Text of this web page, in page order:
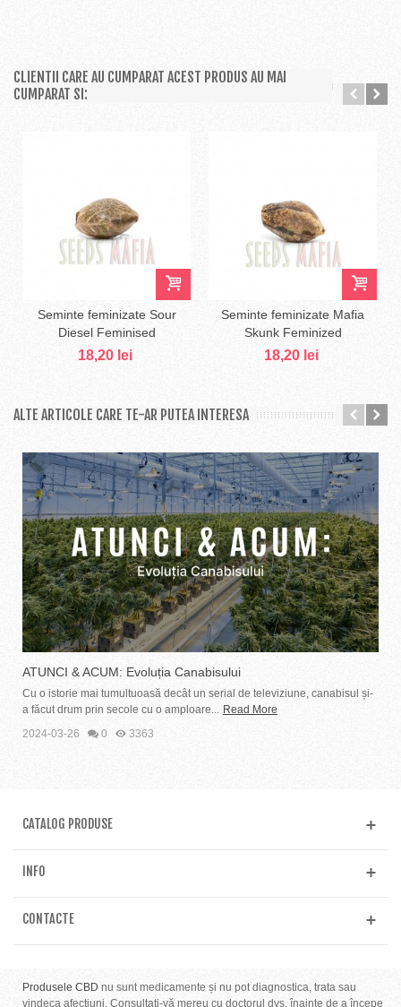
CLIENTII CARE AU CUMPARAT ACEST PRODUS AU MAI
CUMPARAT SI:
Seminte feminizate Sour
Diesel Feminised
18,20 lei
Seminte feminizate Mafia
Skunk Feminized
18,20 lei
ALTE ARTICOLE CARE TE-AR PUTEA INTERESA
ATUNCI & ACUM: Evoluția Canabisului
Cu o istorie mai tumultuoasă decât un serial de televiziune, canabisul și-
a făcut drum prin secole cu o amploare...
Read More
2024-03-26
0 3363
CATALOG PRODUSE
INFO
CONTACTE
Produsele CBD nu sunt medicamente și nu pot diagnostica, trata sau
vindeca afecțiuni. Consultați-vă mereu cu doctorul dvs. înainte de a începe